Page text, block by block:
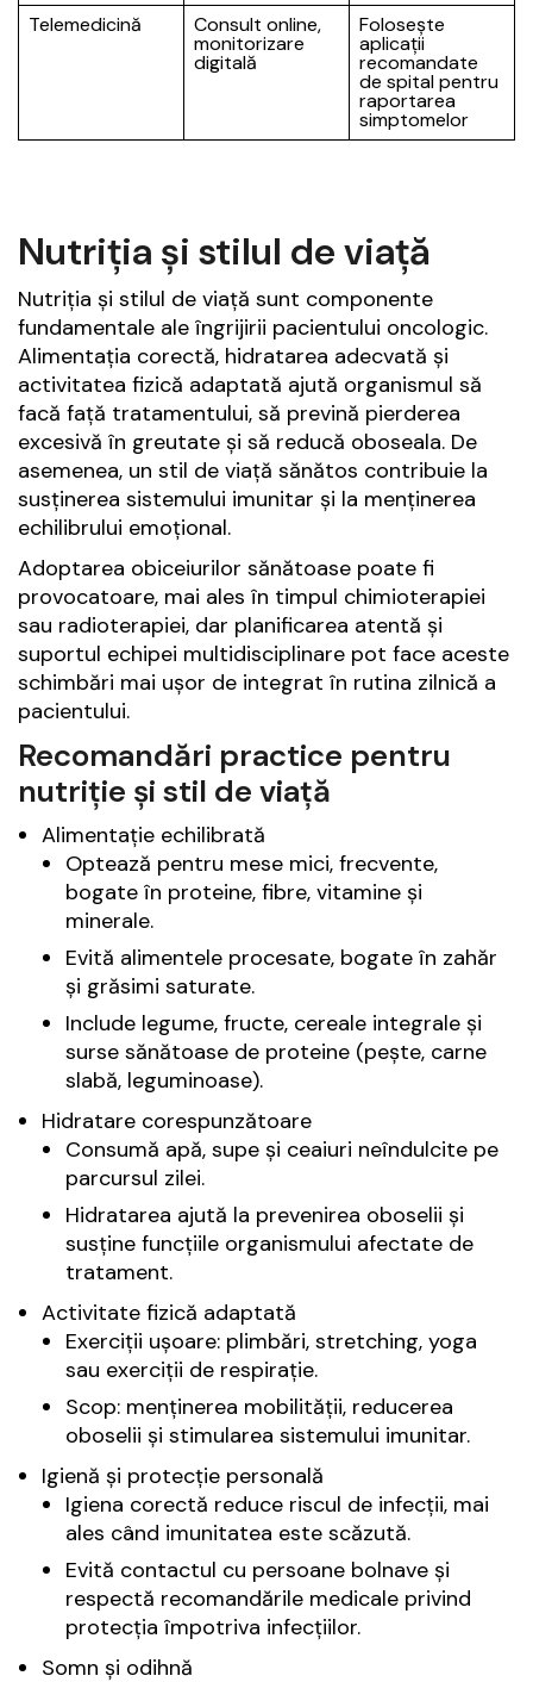
Telemedicină
Consult online,
monitorizare
digitală
Folosește
aplicații
recomandate
de spital pentru
raportarea
simptomelor
Nutriția și stilul de viață
Nutriția și stilul de viață sunt componente
fundamentale ale îngrijirii pacientului oncologic.
Alimentația corectă, hidratarea adecvată și
activitatea fizică adaptată ajută organismul să
facă față tratamentului, să prevină pierderea
excesivă în greutate și să reducă oboseala. De
asemenea, un stil de viață sănătos contribuie la
susținerea sistemului imunitar și la menținerea
echilibrului emoțional.
Adoptarea obiceiurilor sănătoase poate fi
provocatoare, mai ales în timpul chimioterapiei
sau radioterapiei, dar planificarea atentă și
suportul echipei multidisciplinare pot face aceste
schimbări mai ușor de integrat în rutina zilnică a
pacientului.
Recomandări practice pentru
nutriție și stil de viață
Alimentație echilibrată
Optează pentru mese mici, frecvente,
bogate în proteine, fibre, vitamine și
minerale.
Evită alimentele procesate, bogate în zahăr
și grăsimi saturate.
Include legume, fructe, cereale integrale și
surse sănătoase de proteine (pește, carne
slabă, leguminoase).
Hidratare corespunzătoare
Consumă apă, supe și ceaiuri neîndulcite pe
parcursul zilei.
Hidratarea ajută la prevenirea oboselii și
susține funcțiile organismului afectate de
tratament.
Activitate fizică adaptată
Exerciții ușoare: plimbări, stretching, yoga
sau exerciții de respirație.
Scop: menținerea mobilității, reducerea
oboselii și stimularea sistemului imunitar.
Igienă și protecție personală
Igiena corectă reduce riscul de infecții, mai
ales când imunitatea este scăzută.
Evită contactul cu persoane bolnave și
respectă recomandările medicale privind
protecția împotriva infecțiilor.
Somn și odihnă